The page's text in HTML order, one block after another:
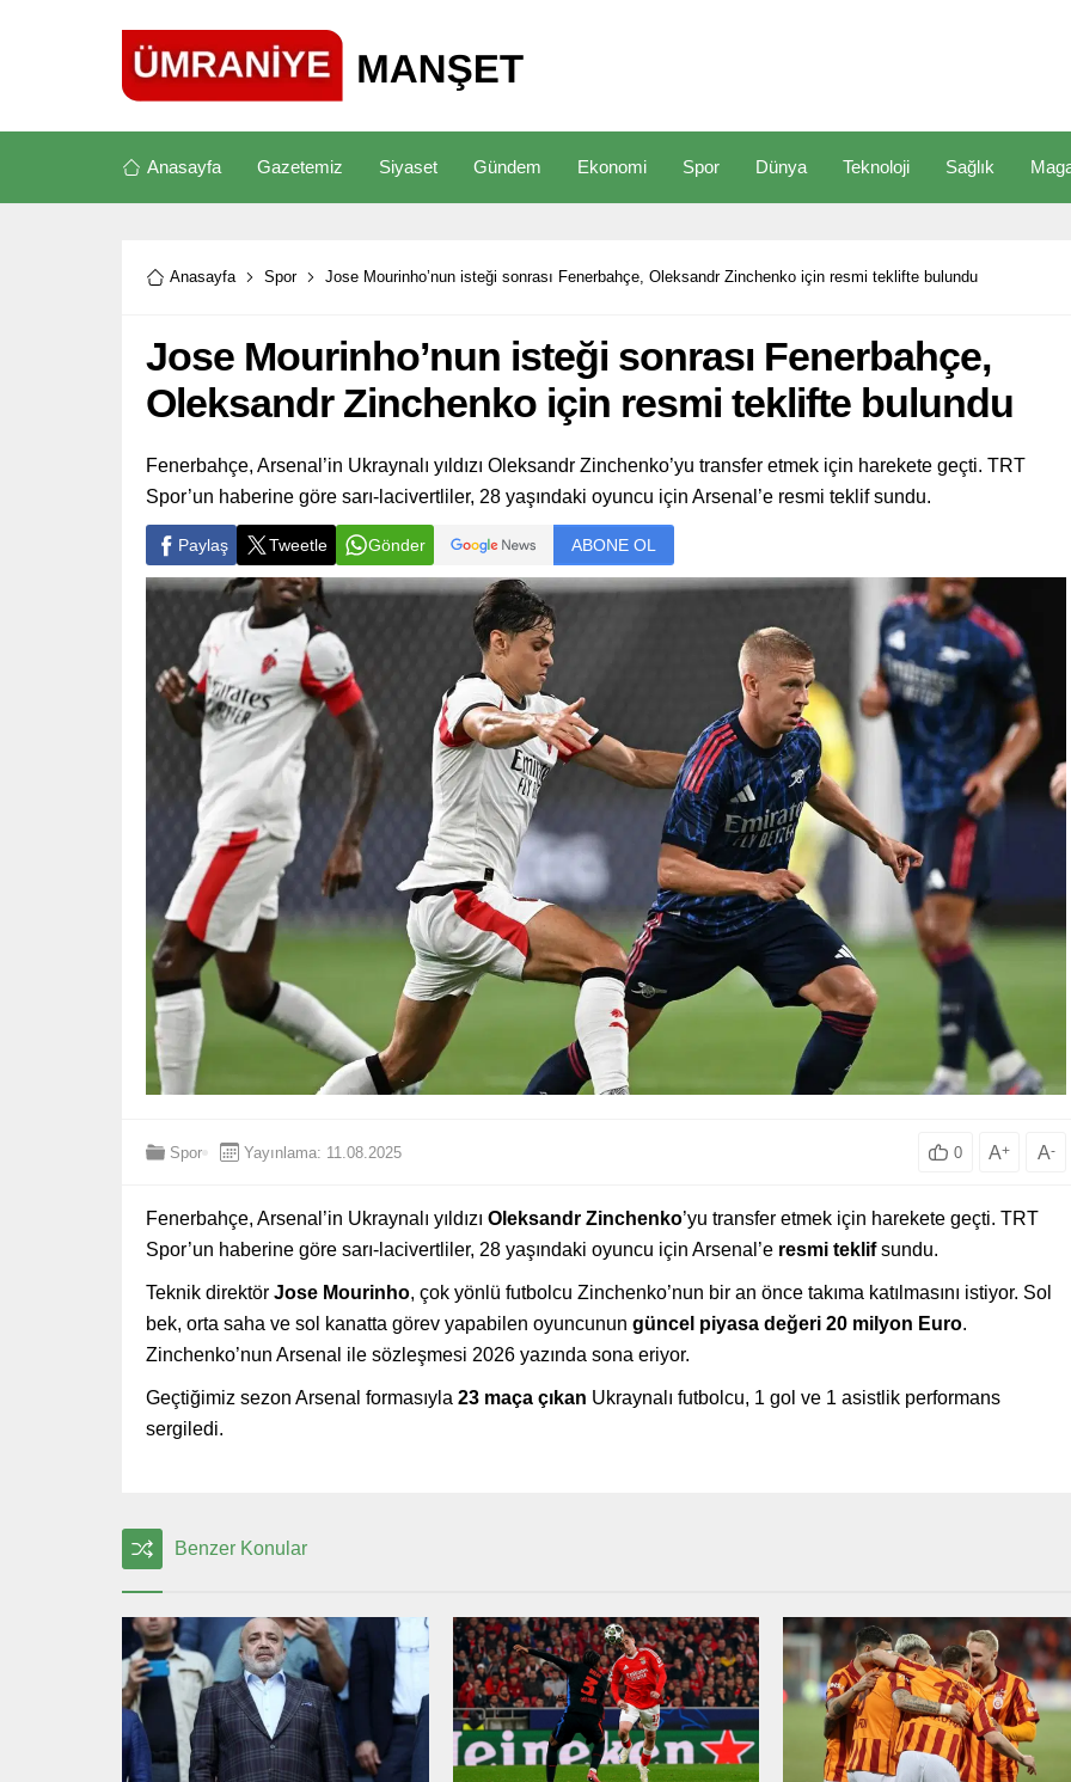
Anasayfa Gazetemiz Siyaset Gündem Ekonomi Spor Dünya Teknoloji Sağlık
Anasayfa Spor Jose Mourinho’nun isteği sonrası Fenerbahçe, Oleksandr Zinchenko için resmi teklifte bulundu
Jose Mourinho’nun isteği sonrası Fenerbahçe,
Oleksandr Zinchenko için resmi teklifte bulundu
Fenerbahçe, Arsenal’in Ukraynalı yıldızı Oleksandr Zinchenko’yu transfer etmek için harekete geçti. TRT
Spor’un haberine göre sarı-lacivertliler, 28 yaşındaki oyuncu için Arsenal’e resmi teklif sundu.
Paylaş Tweetle Gönder ABONE OL
Spor Yayınlama: 11.08.2025 0 A+ A-
Fenerbahçe, Arsenal’in Ukraynalı yıldızı Oleksandr Zinchenko’yu transfer etmek için harekete geçti. TRT
Spor’un haberine göre sarı-lacivertliler, 28 yaşındaki oyuncu için Arsenal’e resmi teklifsundu.
Teknik direktör Jose Mourinho, çok yönlü futbolcu Zinchenko’nun bir an önce takıma katılmasını istiyor. Sol
bek, orta saha ve sol kanatta görev yapabilen oyuncunun güncel piyasa değeri 20 milyon Euro.
Zinchenko’nun Arsenal ile sözleşmesi 2026 yazında sona eriyor.
Geçtiğimiz sezon Arsenal formasıyla 23 maça çıkan Ukraynalı futbolcu, 1 gol ve 1 asistlik performans
sergiledi.
Benzer Konular